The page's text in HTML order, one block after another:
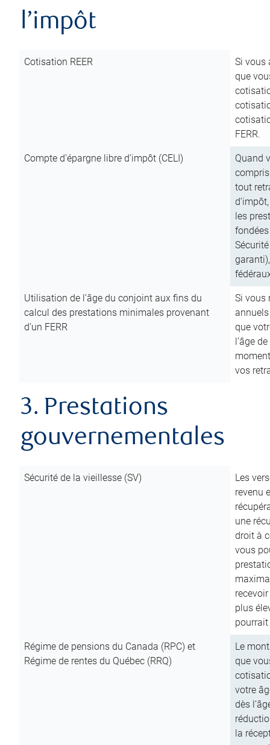
l’impôt
Cotisation REER
Si vous
que
FERR.
Compte d’épargne libre d’impôt (CELI)
Quand
tout
les
Utilisation de l’âge du conjoint aux fins du
calcul des prestations minimales provenant
d’un FERR
Si vous
que
l’âge
vos
3. Prestations
gouvernementales
Sécurité de la vieillesse (SV)
Les
revenu
une
droit à
vous
plus
Régime de pensions du Canada (RPC) et
Régime de rentes du Québec (RRQ)
Le
que
votre
dès
la